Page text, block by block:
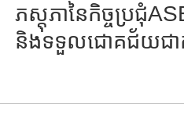
ភស្តុភានៃកិច្ចប្រជុំ
និងទទួលជោគជ័យជា